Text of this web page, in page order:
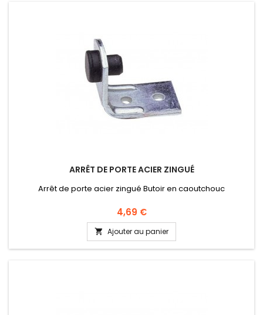
ARRÊT DE PORTE ACIER ZINGUÉ
Arrêt de porte acier zingué Butoir en caoutchouc
Prix
4,69 €
 Ajouter au panier